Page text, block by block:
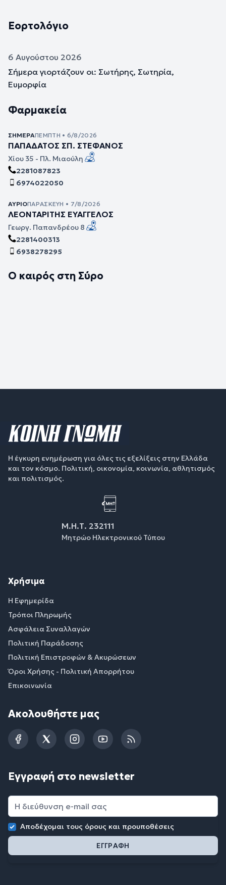
Εορτολόγιο
6 Αυγούστου 2026
Σήμερα γιορτάζουν οι: Σωτήρης, Σωτηρία,
Ευμορφία
Φαρμακεία
ΣΉΜΕΡΑΠΈΜΠΤΗ • 6/8/2026
ΠΑΠΑΔΑΤΟΣ ΣΠ. ΣΤΕΦΑΝΟΣ
Χίου 35 - Πλ. Μιαούλη
2281087823
6974022050
ΑΎΡΙΟΠΑΡΑΣΚΕΥΉ • 7/8/2026
ΛΕΟΝΤΑΡΙΤΗΣ ΕΥΑΓΓΕΛΟΣ
Γεωργ. Παπανδρέου 8
2281400313
6938278295
Ο καιρός στη Σύρο
Η έγκυρη ενημέρωση για όλες τις εξελίξεις στην Ελλάδα
και τον κόσμο. Πολιτική, οικονομία, κοινωνία, αθλητισμός
και πολιτισμός.
Μ.Η.Τ. 232111
Μητρώο Ηλεκτρονικού Τύπου
Χρήσιμα
Η Εφημερίδα
Τρόποι Πληρωμής
Ασφάλεια Συναλλαγών
Πολιτική Παράδοσης
Πολιτική Επιστροφών & Ακυρώσεων
Όροι Χρήσης - Πολιτική Απορρήτου
Επικοινωνία
Ακολουθήστε μας
FacebookTwitterInstagramYouTubeRSS
Εγγραφή στο newsletter
Αποδέχομαι τους όρους και προυποθέσεις